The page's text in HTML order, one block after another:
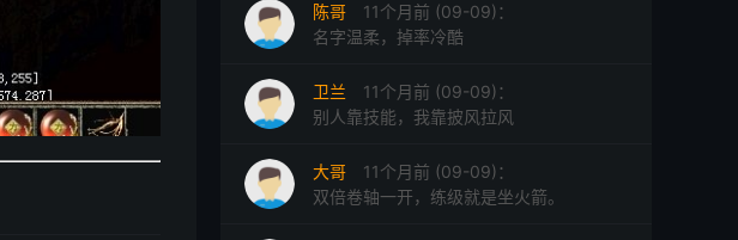
陈哥
11个月前 (09-09)：
名字温柔，掉率冷酷
卫兰
11个月前 (09-09)：
别人靠技能，我靠披风拉风
大哥
11个月前 (09-09)：
双倍卷轴一开，练级就是坐火箭。